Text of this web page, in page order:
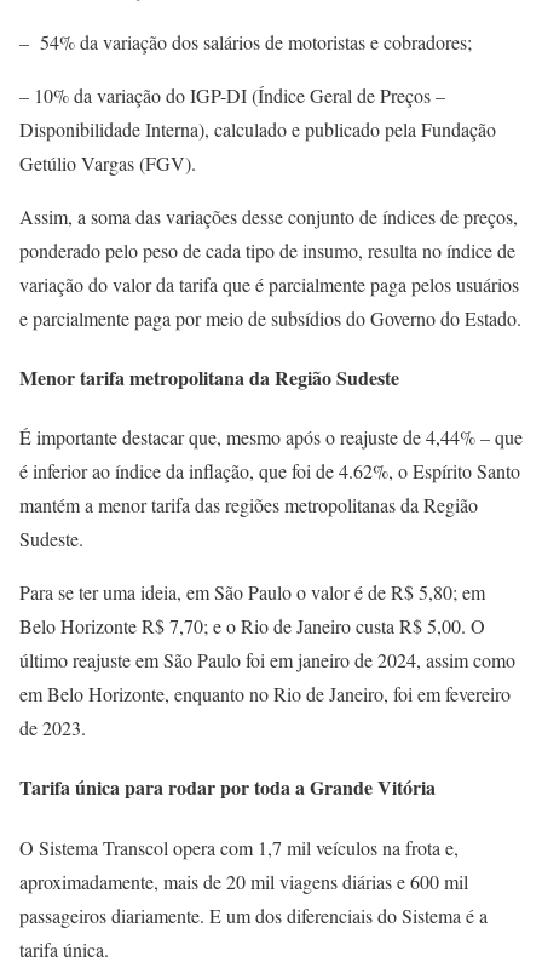
– 54% da variação dos salários de motoristas e cobradores;
– 10% da variação do IGP-DI (Índice Geral de Preços –
Disponibilidade Interna), calculado e publicado pela Fundação
Getúlio Vargas (FGV).
Assim, a soma das variações desse conjunto de índices de preços,
ponderado pelo peso de cada tipo de insumo, resulta no índice de
variação do valor da tarifa que é parcialmente paga pelos usuários
e parcialmente paga por meio de subsídios do Governo do Estado.
Menor tarifa metropolitana da Região Sudeste
É importante destacar que, mesmo após o reajuste de 4,44% – que
é inferior ao índice da inflação, que foi de 4.62%, o Espírito Santo
mantém a menor tarifa das regiões metropolitanas da Região
Sudeste.
Para se ter uma ideia, em São Paulo o valor é de R$ 5,80; em
Belo Horizonte R$ 7,70; e o Rio de Janeiro custa R$ 5,00. O
último reajuste em São Paulo foi em janeiro de 2024, assim como
em Belo Horizonte, enquanto no Rio de Janeiro, foi em fevereiro
de 2023.
Tarifa única para rodar por toda a Grande Vitória
O Sistema Transcol opera com 1,7 mil veículos na frota e,
aproximadamente, mais de 20 mil viagens diárias e 600 mil
passageiros diariamente. E um dos diferenciais do Sistema é a
tarifa única.